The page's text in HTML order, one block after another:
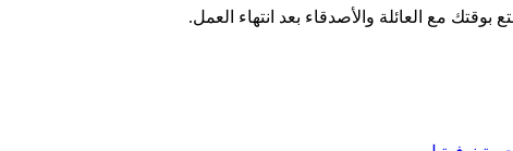
بوقتك مع العائلة والأصدقاء بعد انتهاء العمل.